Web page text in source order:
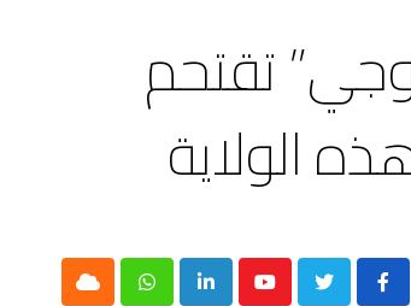
تقتحم
الولاية
Youtube
LinkedIn
Whatsapp
Cloud